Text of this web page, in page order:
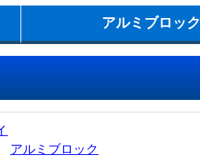
アルミブロック
アルミブロック